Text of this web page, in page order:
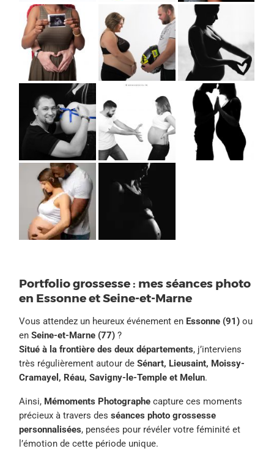
Portfolio grossesse : mes séances photo
en Essonne et Seine-et-Marne
Vous attendez un heureux événement en Essonne (91) ou
enSeine-et-Marne (77) ?
Situé à la frontière des deux départements, j’interviens
très régulièrement autour deSénart, Lieusaint, Moissy-
Cramayel, Réau, Savigny-le-Temple et Melun.
Ainsi, Mémoments Photographe capture ces moments
précieux à travers desséances photo grossesse
personnalisées, pensées pour révéler votre féminité et
l’émotion de cette période unique.